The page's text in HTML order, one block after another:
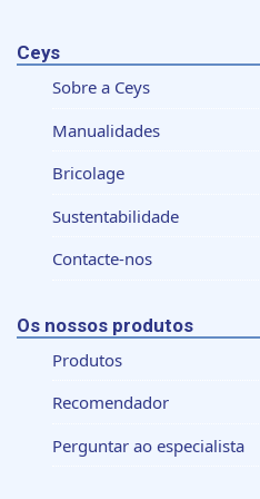
Ceys
Sobre a Ceys
Manualidades
Bricolage
Sustentabilidade
Contacte-nos
Os nossos produtos
Produtos
Recomendador
Perguntar ao especialista